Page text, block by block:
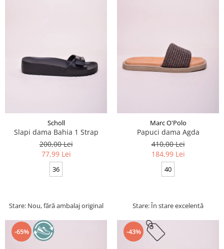
Scholl
Slapi dama Bahia 1 Strap
200,00 Lei
77,99 Lei
36
Stare: Nou, fără ambalaj original
Marc O'Polo
Papuci dama Agda
410,00 Lei
184,99 Lei
40
Stare: În stare excelentă
-65% -43%